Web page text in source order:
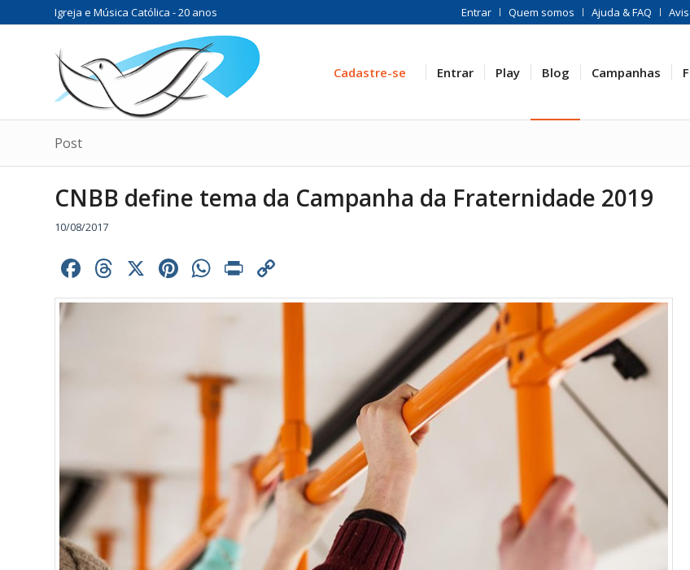
Entrar Quem somos Ajuda & FAQ
Igreja e Música Católica - 20 anos
Cadastre-se Entrar Play Blog Campanhas
Post
CNBB define tema da Campanha da Fraternidade 2019
10/08/2017
Facebook
Threads
X Pinterest
WhatsApp
Print
Link